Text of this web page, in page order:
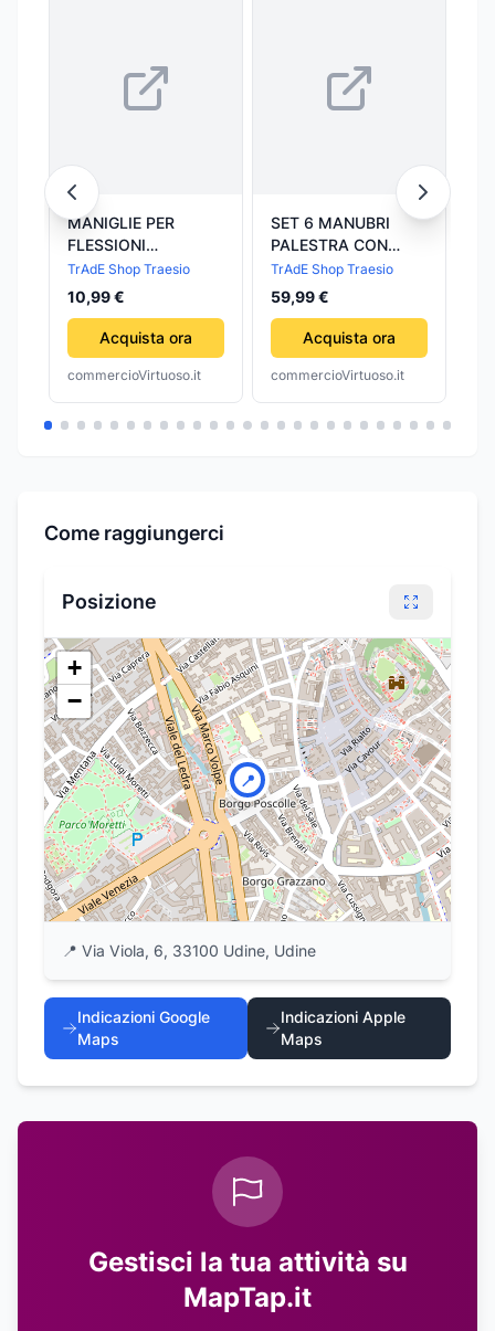
MANIGLIE PER
FLESSIONI
PETTORALI SPALLE
PUSH UP STAND
BARS PER FITNESS
PALESTRA
TrAdE Shop Traesio
10,99 €
Acquista ora
commercioVirtuoso.it
SET 6 MANUBRI
PALESTRA CON
STAND APPOGGIO
2X1KG +2X2KG
+2X3KG PESI SPORT
FITNESS
TrAdE Shop Traesio
59,99 €
Acquista ora
commercioVirtuoso.it
Come raggiungerci
Posizione
📍
+
−
📍 Via Viola, 6, 33100 Udine, Udine
Indicazioni Google
Maps
Indicazioni Apple
Maps
Gestisci la tua attività su
MapTap.it